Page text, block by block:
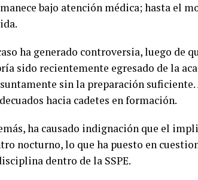
bajo atención médica; hasta el
ha generado controversia, luego de
sido recientemente egresado de la
sin la preparación
hacia cadetes en formación.
ha causado indignación que el
nocturno, lo que ha puesto en
dentro de la SSPE.